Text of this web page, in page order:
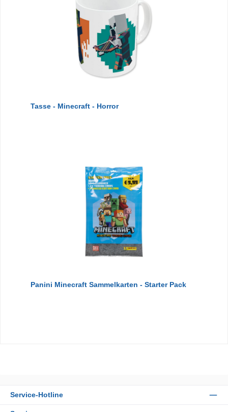
Tasse - Minecraft - Horror
Panini Minecraft Sammelkarten - Starter Pack
Service-Hotline